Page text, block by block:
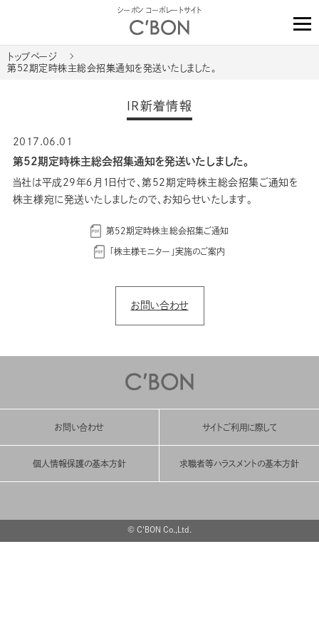
シーボン コーポレートサイト
トップページ
第52期定時株主総会招集通知を発送いたしました。
IR新着情報
2017.06.01
第52期定時株主総会招集通知を発送いたしました。
当社は平成29年６月１日付で、第52期定時株主総会招集ご通知を
株主様宛に発送いたしましたので、お知らせいたします。
第52期定時株主総会招集ご通知
「株主様モニター」実施のご案内
お問い合わせ
お問い合わせ サイトご利用に際して
個人情報保護の基本方針 求職者等ハラスメントの基本方針
© C'BON Co.,Ltd.